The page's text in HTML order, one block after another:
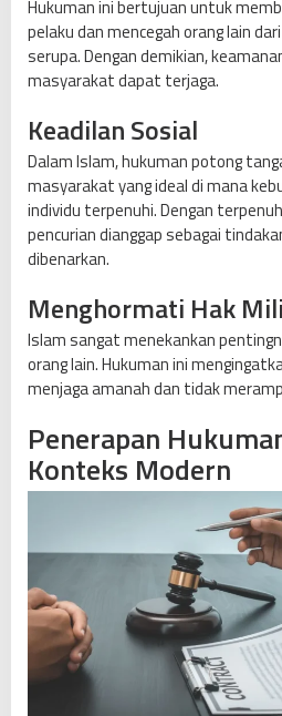
Hukuman ini bertujuan untuk
pelaku dan mencegah orang lain
serupa. Dengan demikian,
masyarakat dapat terjaga.
Keadilan Sosial
Dalam Islam, hukuman potong
masyarakat yang ideal di mana
individu terpenuhi. Dengan
pencurian dianggap sebagai
dibenarkan.
Menghormati Hak
Islam sangat menekankan
orang lain. Hukuman ini
menjaga amanah dan tidak
Penerapan
Konteks Modern